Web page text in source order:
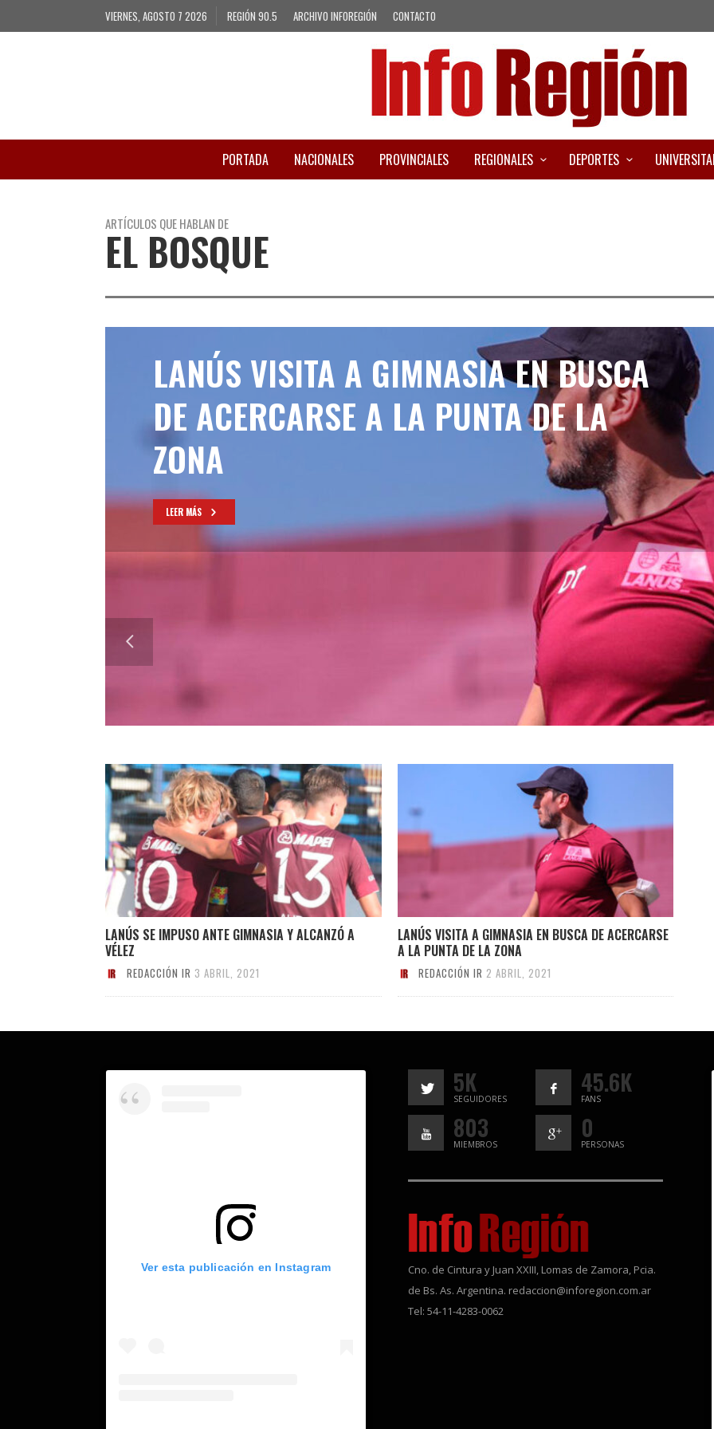
VIERNES, AGOSTO 7 2026 REGIÓN 90.5 ARCHIVO INFOREGIÓN CONTACTO
PORTADA NACIONALES PROVINCIALES REGIONALES DEPORTES
ARTÍCULOS QUE HABLAN DE
EL BOSQUE
LANÚS VISITA A GIMNASIA EN BUSCA
DE ACERCARSE A LA PUNTA DE LA
ZONA
LEER MÁS
LANÚS SE IMPUSO ANTE GIMNASIA Y ALCANZÓ A
VÉLEZ
REDACCIÓN IR 3 ABRIL, 2021
LANÚS VISITA A GIMNASIA EN BUSCA DE ACERCARSE
A LA PUNTA DE LA ZONA
REDACCIÓN IR 2 ABRIL, 2021
Ver esta publicación en Instagram
5K
SEGUIDORES
45.6K
FANS
803
MIEMBROS
0
PERSONAS
Cno. de Cintura y Juan XXIII, Lomas de Zamora, Pcia.
de Bs. As. Argentina. redaccion@inforegion.com.ar
Tel: 54-11-4283-0062